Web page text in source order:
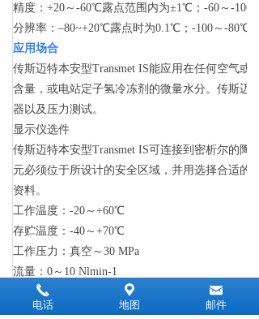
精度：+20 ～ -60℃露点范围内为±1℃ ；-60 ～ -100
分辨率：–80~+20℃露点时为0.1℃ ；-100 ～ -80℃
应用场合
传斯迈特本安型Transmet IS能应用在任何空气
含量，或电站定子氢冷冻剂的微量水分。传斯迈
器以及压力测试。
显示仪选件
传斯迈特本安型Transmet IS可连接到密析尔的
元必须位于所设计的安全区域，并用选择合适的
资料。
工作温度：-20 ～ +60℃
存贮温度：-40 ～ +70℃
工作压力：真空 ～ 30 MPa
流量：0 ～ 10 Nlmin-1
气体速度：20 ms
1 (max)
安全栅选件：系统1：分路二极管安全栅（要求本
끅
电话
끇
地图
낂
邮件